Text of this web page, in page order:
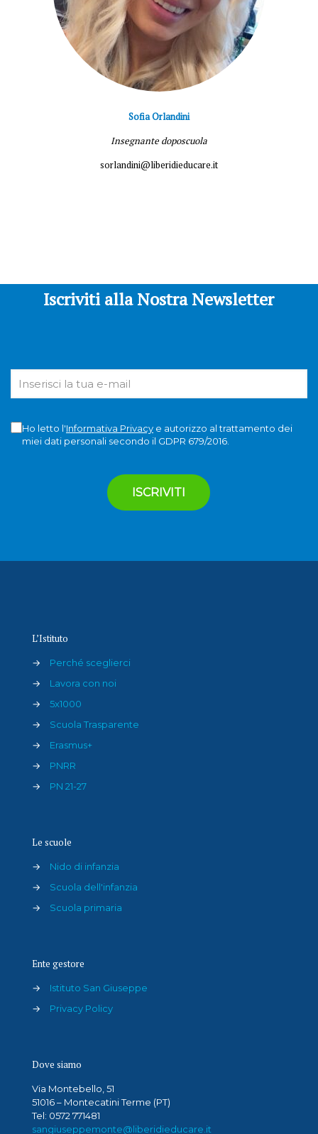
Sofia Orlandini
Insegnante doposcuola
sorlandini@liberidieducare.it
Iscriviti alla Nostra Newsletter
Ho letto l'Informativa Privacye autorizzo al trattamento dei
miei dati personali secondo il GDPR 679/2016.
L’Istituto
→
Perché sceglierci
→
Lavora con noi
→
5x1000
→
Scuola Trasparente
→
Erasmus+
→
PNRR
→
PN 21-27
Le scuole
→
Nido di infanzia
→
Scuola dell'infanzia
→
Scuola primaria
Ente gestore
→
Istituto San Giuseppe
→
Privacy Policy
Dove siamo
Via Montebello, 51
51016 – Montecatini Terme (PT)
Tel: 0572 771481
sangiuseppemonte@liberidieducare.it